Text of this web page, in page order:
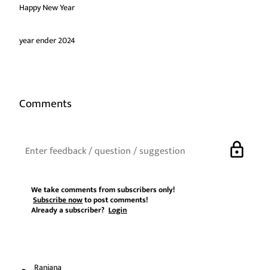
Happy New Year
year ender 2024
Comments
lock
We take comments from subscribers only!
Subscribe nowto post comments!
Already a subscriber?Login